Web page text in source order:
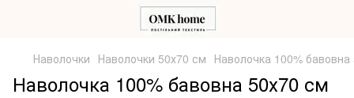
Наволочки Наволочки 50х70 см Наволочка 100%
Наволочка 100% бавовна 50х70 см